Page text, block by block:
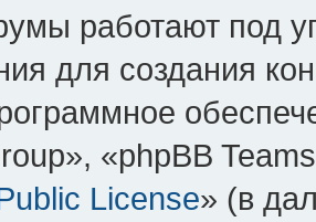
работают под
для создания
«phpBB
License» (в